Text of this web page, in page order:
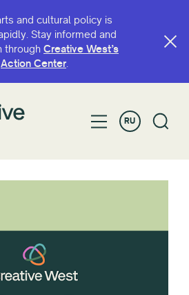
and cultural policy is
Stay informed and
through Creative West’s
Action Center.
RU